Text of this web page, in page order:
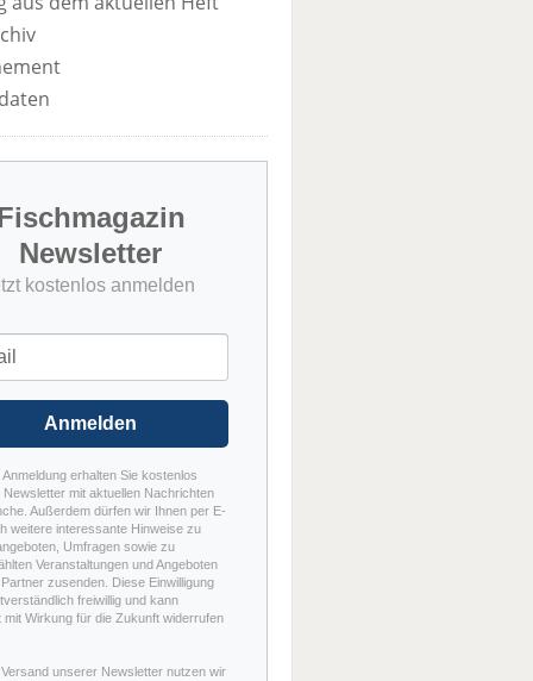
Newsletter
kostenlos anmelden
Anmelden
Anmeldung erhalten Sie kostenlos
Newsletter mit aktuellen Nachrichten
Außerdem dürfen wir Ihnen per E-
weitere interessante Hinweise zu
Umfragen sowie zu
Veranstaltungen und Angeboten
zusenden. Diese Einwilligung
freiwillig und kann
mit Wirkung für die Zukunft widerrufen
Versand unserer Newsletter nutzen wir